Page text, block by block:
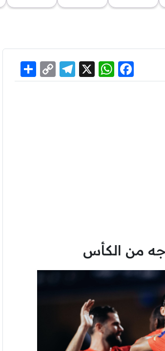
Facebook
WhatsApp
X
Telegram
Copy
Link
من الكأس